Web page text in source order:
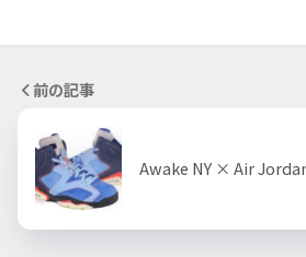
前の記事
Awake NY × Air